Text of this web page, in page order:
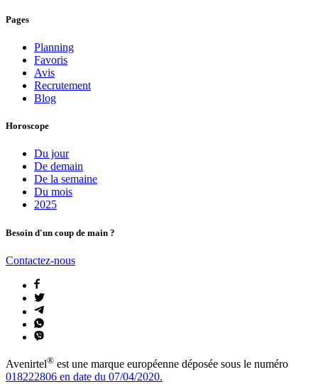
Pages
Planning
Favoris
Avis
Recrutement
Blog
Horoscope
Du jour
De demain
De la semaine
Du mois
2025
Besoin d'un coup de main ?
Contactez-nous
Avenirtel® est une marque européenne déposée sous le numéro
018222806 en date du 07/04/2020.